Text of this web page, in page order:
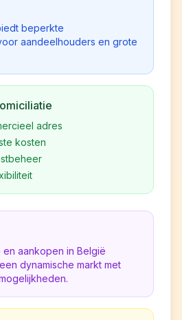
beperkte
aandeelhouders en grote
adres
kosten
aankopen in België
dynamische markt met